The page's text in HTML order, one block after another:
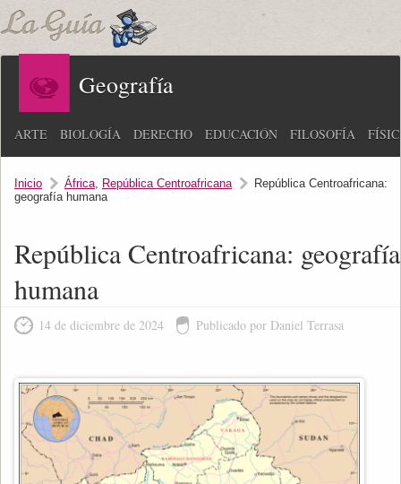
Geografía
ARTE BIOLOGÍA DERECHO EDUCACIÓN FILOSOFÍA
Inicio África, República Centroafricana
República Centroafricana:
geografía humana
República Centroafricana: geografía
humana
14 de diciembre de 2024 Publicado por Daniel Terrasa